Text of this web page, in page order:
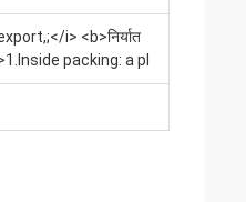
i> <b>निर्यात
packing: a pl